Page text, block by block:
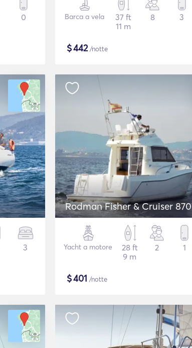
0 Barca a vela
37 ft
11 m
8 3
$442/notte
3
Rodman Fisher & Cruiser 870
Yacht a motore
28 ft
9 m
2 1
$401 /notte